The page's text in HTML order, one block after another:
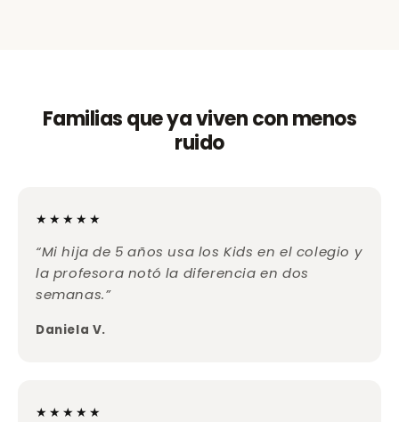
Familias que ya viven con menos
ruido
★★★★★
“Mi hija de 5 años usa los Kids en el colegio y
la profesora notó la diferencia en dos
semanas.”
Daniela V.
★★★★★